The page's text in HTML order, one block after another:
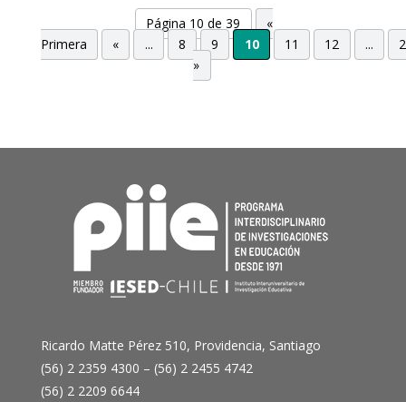
Página 10 de 39
«
Primera
« ... 8 9 10 11 12 ...
»
Ricardo Matte Pérez 510, Providencia, Santiago
(56) 2 2359 4300 – (56) 2 2455 4742
(56) 2 2209 6644